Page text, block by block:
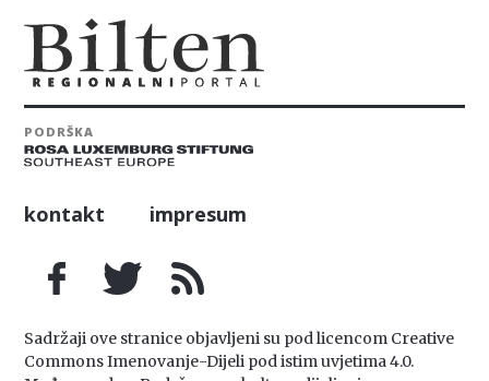
PODRŠKA
kontakt impresum
Sadržaji ove stranice objavljeni su pod licencom Creative
Commons Imenovanje-Dijeli pod istim uvjetima 4.0.